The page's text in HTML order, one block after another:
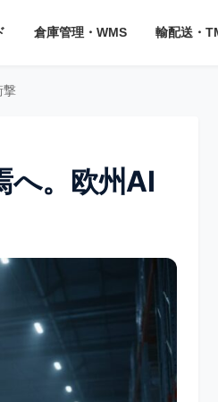
倉庫管理・WMS 輸配送・
撃
へ。欧州AI